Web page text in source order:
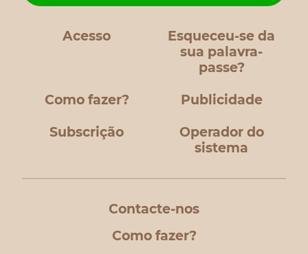
Acesso
Esqueceu-se da
sua palavra-
passe?
Como fazer? Publicidade
Subscrição
Operador do
sistema
Contacte-nos
Como fazer?